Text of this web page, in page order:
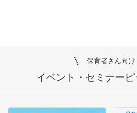
保育者さん向け
イベント・セミナー